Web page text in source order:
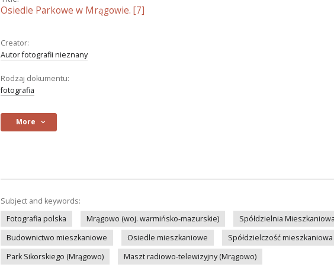
Osiedle Parkowe w Mrągowie. [7]
Creator:
Autor fotografii nieznany
Rodzaj dokumentu:
fotografia
More
Subject and keywords:
Fotografia polska
Mrągowo (woj. warmińsko-mazurskie)
Spółdzielnia
Budownictwo mieszkaniowe
Osiedle mieszkaniowe Spółdzielczość mieszkaniowa
Park Sikorskiego (Mrągowo)
Maszt radiowo-telewizyjny (Mrągowo)